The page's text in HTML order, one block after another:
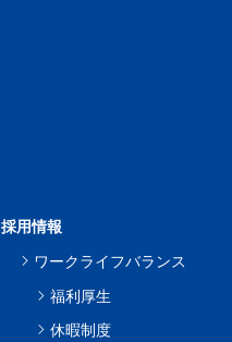
採用情報
ワークライフバランス
福利厚生
休暇制度